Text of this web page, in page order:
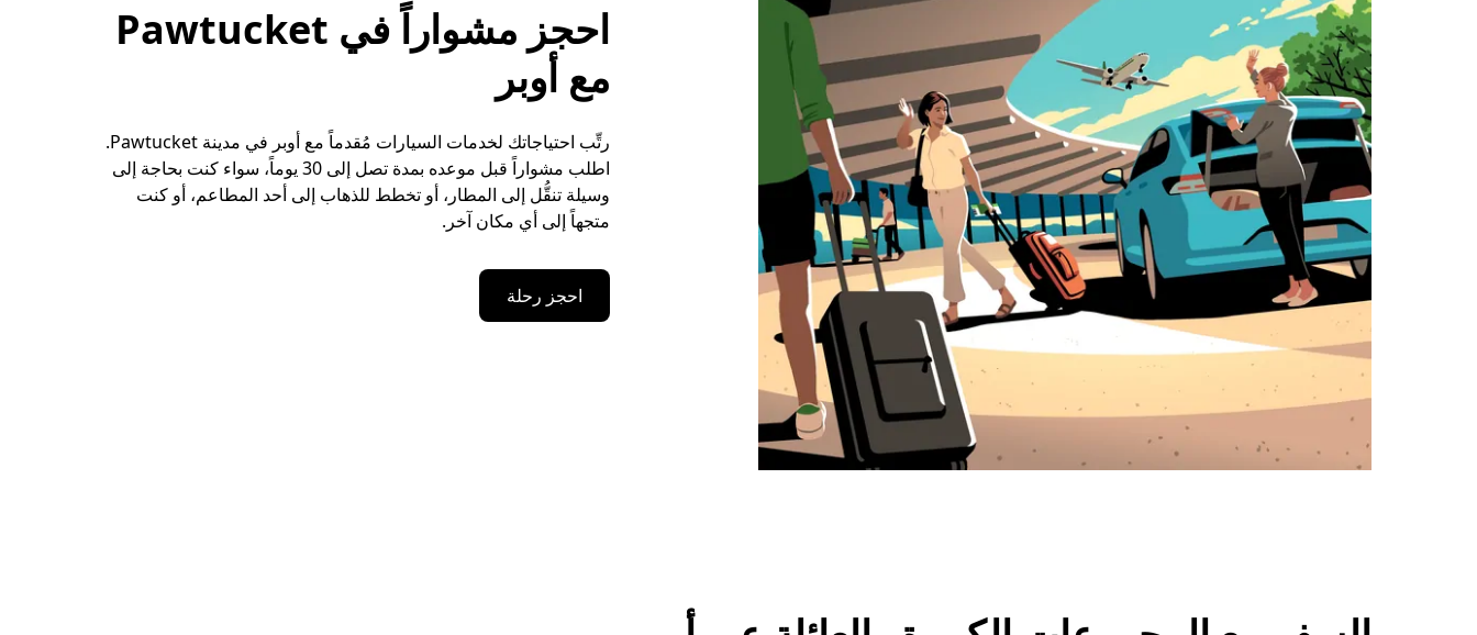
احجز مشواراً في Pawtucket
مع أوبر
رتِّب احتياجاتك لخدمات السيارات مُقدماً مع أوبر في مدينة Pawtucket.
اطلب مشواراً قبل موعده بمدة تصل إلى 30 يوماً، سواء كنت بحاجة إلى
وسيلة تنقُّل إلى المطار، أو تخطط للذهاب إلى أحد المطاعم، أو كنت
متجهاً إلى أي مكان آخر.
احجز رحلة